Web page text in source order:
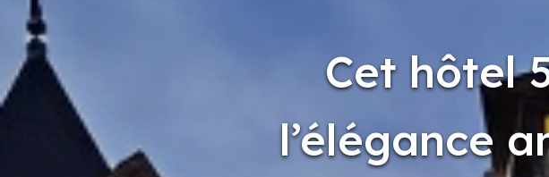
Cet hôtel
l’élégance